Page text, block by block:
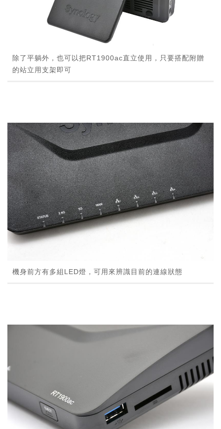
除了平躺外，也可以把RT1900ac直立使用，只要搭配附贈
的站立用支架即可
機身前方有多組LED燈，可用來辨識目前的連線狀態